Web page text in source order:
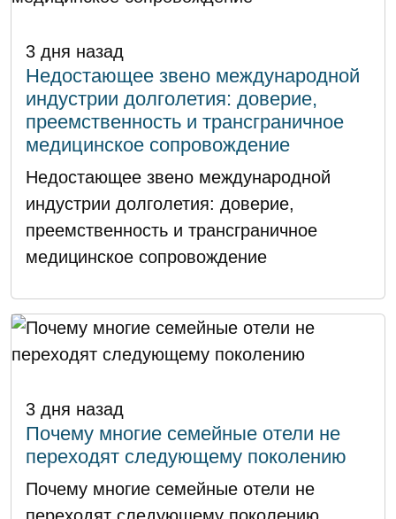
3 дня назад
Недостающее звено международной
индустрии долголетия: доверие,
преемственность и трансграничное
медицинское сопровождение
Недостающее звено международной
индустрии долголетия: доверие,
преемственность и трансграничное
медицинское сопровождение
3 дня назад
Почему многие семейные отели не
переходят следующему поколению
Почему многие семейные отели не